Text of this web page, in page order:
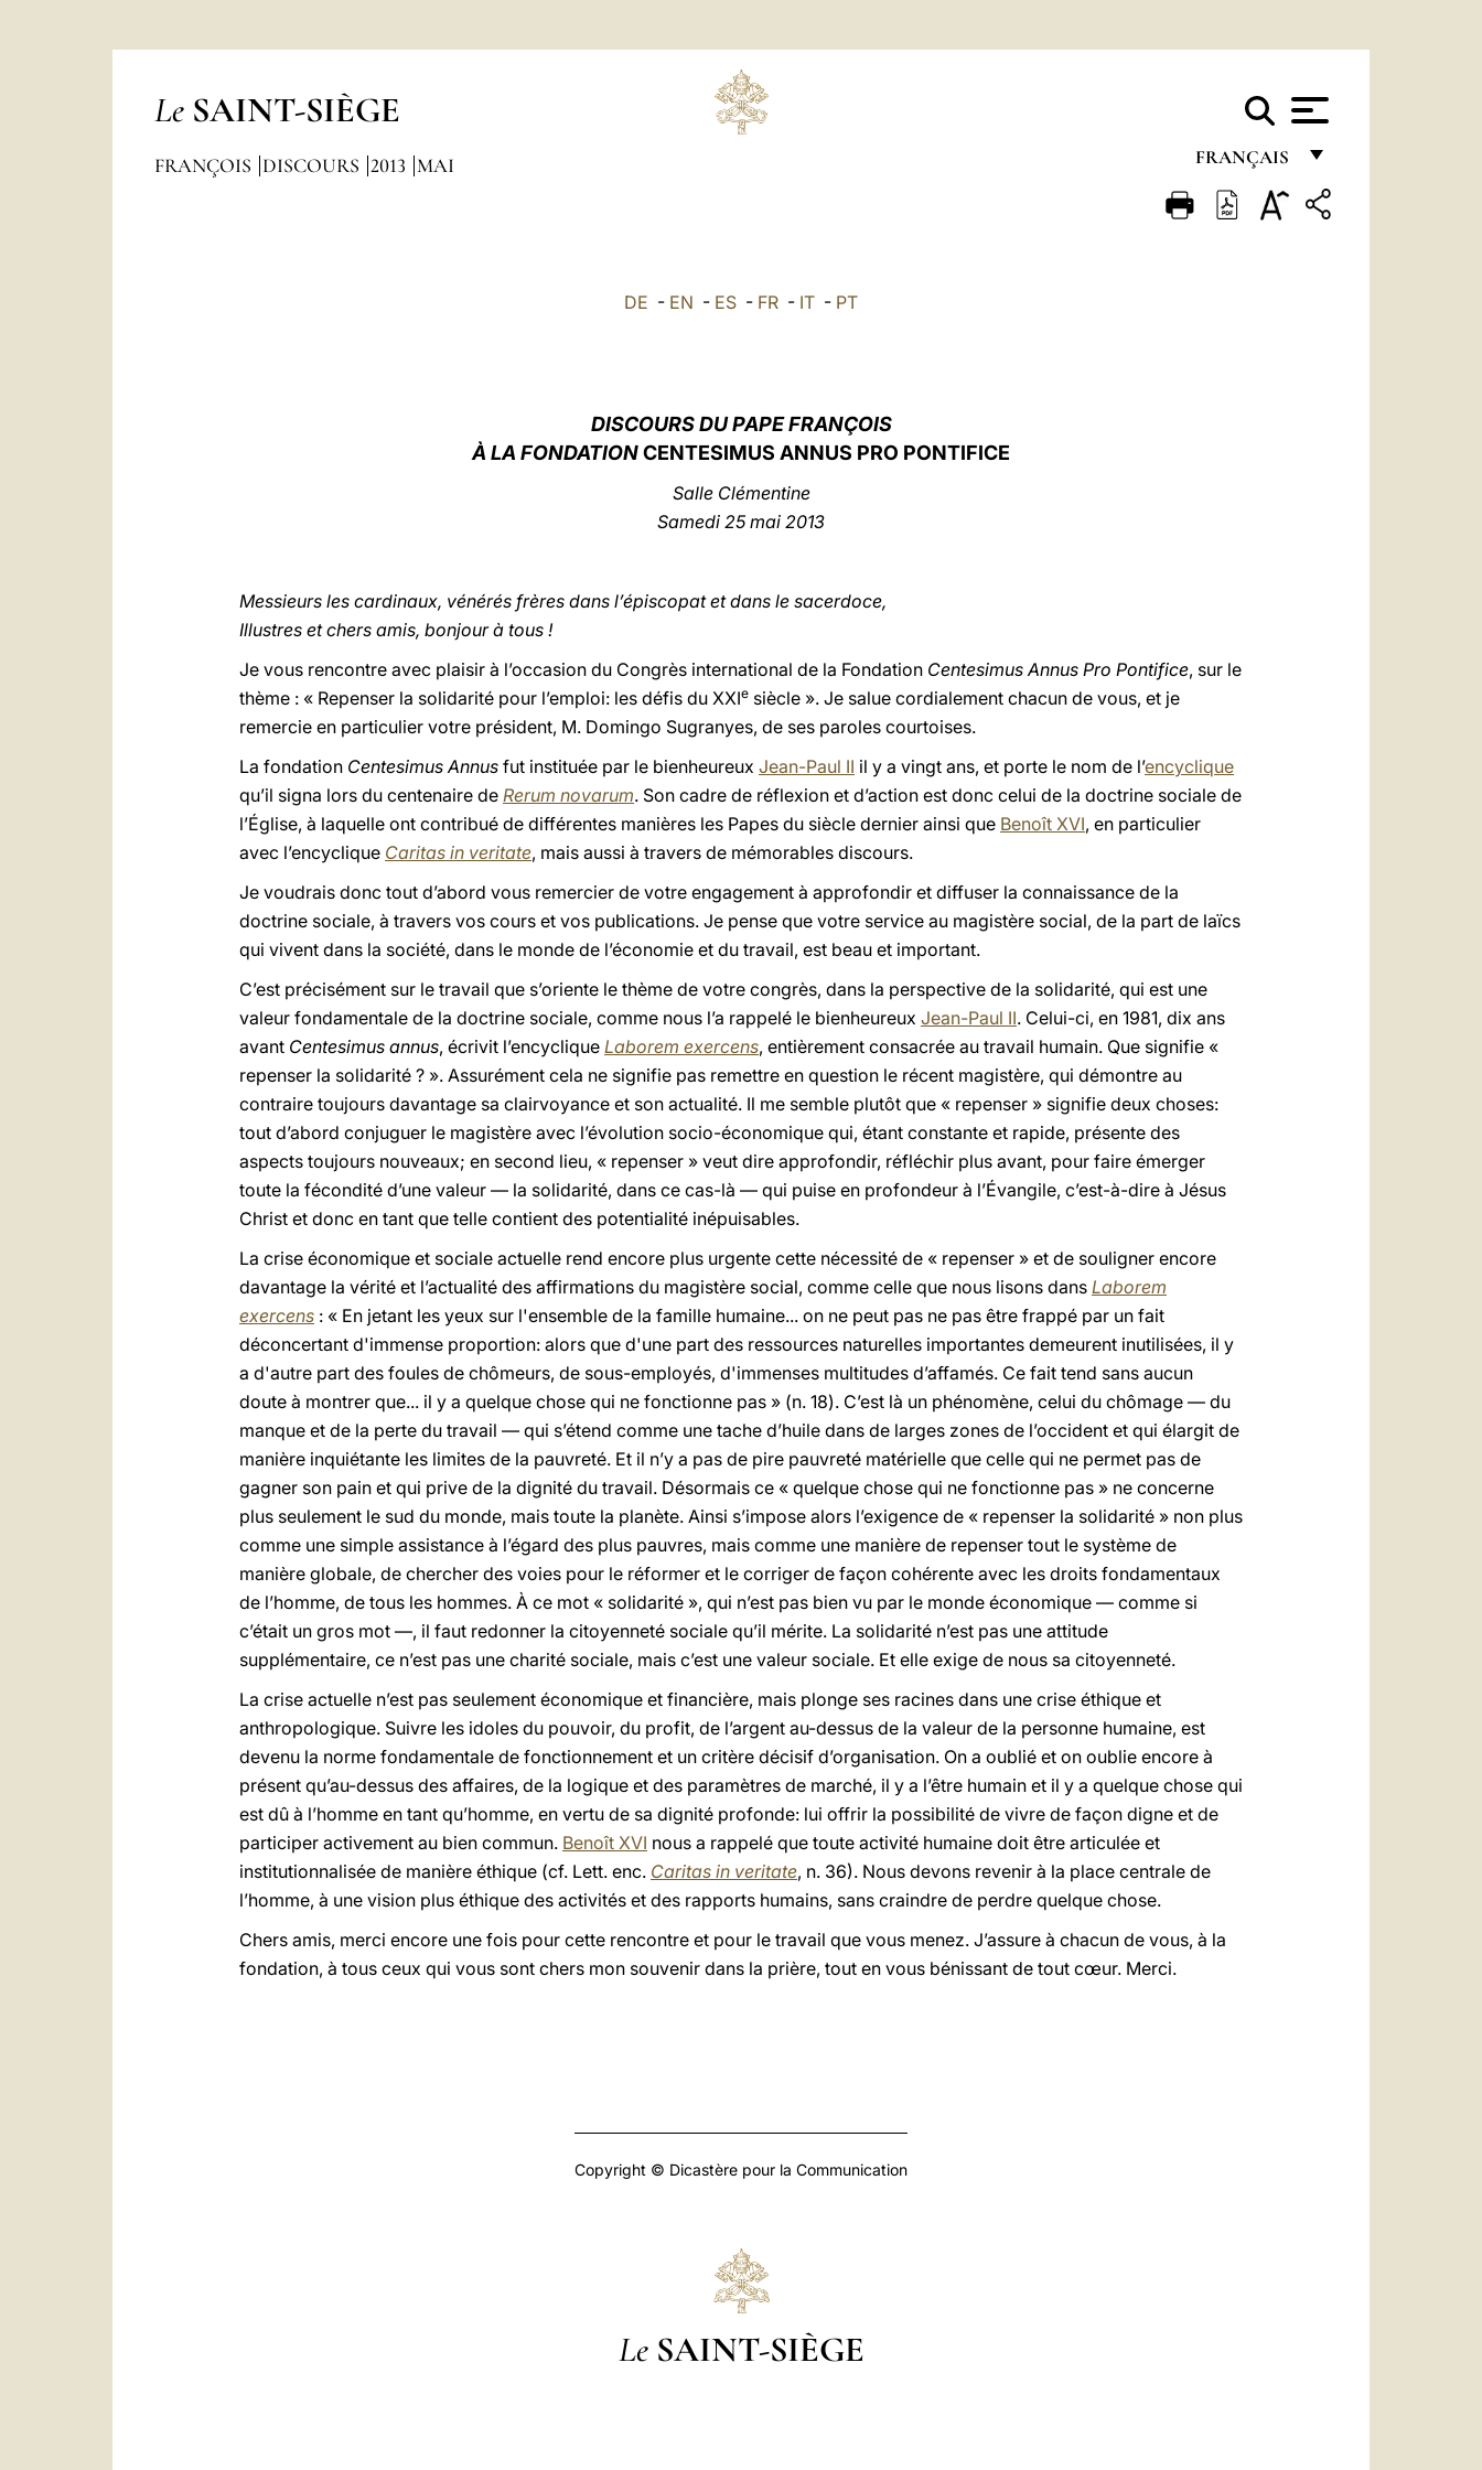
Le SAINT-SIÈGE
FRANÇAIS
FRANÇAIS
FRANÇOIS DISCOURS 2013 MAI
DE - EN - ES - FR - IT - PT
DISCOURS DU PAPE FRANÇOIS
À LA FONDATIONCENTESIMUS ANNUS PRO PONTIFICE
Salle Clémentine
Samedi 25 mai 2013
Messieurs les cardinaux, vénérés frères dans l’épiscopat et dans le sacerdoce,
Illustres et chers amis, bonjour à tous !
Je vous rencontre avec plaisir à l’occasion du Congrès international de la Fondation Centesimus Annus Pro Pontifice, sur le
thème : « Repenser la solidarité pour l’emploi: les défis du XXIe siècle ». Je salue cordialement chacun de vous, et je
remercie en particulier votre président, M. Domingo Sugranyes, de ses paroles courtoises.
La fondation Centesimus Annus fut instituée par le bienheureux Jean-Paul II il y a vingt ans, et porte le nom de l’encyclique
qu’il signa lors du centenaire de Rerum novarum. Son cadre de réflexion et d’action est donc celui de la doctrine sociale de
l’Église, à laquelle ont contribué de différentes manières les Papes du siècle dernier ainsi que Benoît XVI, en particulier
avec l’encyclique Caritas in veritate, mais aussi à travers de mémorables discours.
Je voudrais donc tout d’abord vous remercier de votre engagement à approfondir et diffuser la connaissance de la
doctrine sociale, à travers vos cours et vos publications. Je pense que votre service au magistère social, de la part de laïcs
qui vivent dans la société, dans le monde de l’économie et du travail, est beau et important.
C’est précisément sur le travail que s’oriente le thème de votre congrès, dans la perspective de la solidarité, qui est une
valeur fondamentale de la doctrine sociale, comme nous l’a rappelé le bienheureux Jean-Paul II. Celui-ci, en 1981, dix ans
avant Centesimus annus, écrivit l’encyclique Laborem exercens, entièrement consacrée au travail humain. Que signifie «
repenser la solidarité ? ». Assurément cela ne signifie pas remettre en question le récent magistère, qui démontre au
contraire toujours davantage sa clairvoyance et son actualité. Il me semble plutôt que « repenser » signifie deux choses:
tout d’abord conjuguer le magistère avec l’évolution socio-économique qui, étant constante et rapide, présente des
aspects toujours nouveaux; en second lieu, « repenser » veut dire approfondir, réfléchir plus avant, pour faire émerger
toute la fécondité d’une valeur — la solidarité, dans ce cas-là — qui puise en profondeur à l’Évangile, c’est-à-dire à Jésus
Christ et donc en tant que telle contient des potentialité inépuisables.
La crise économique et sociale actuelle rend encore plus urgente cette nécessité de « repenser » et de souligner encore
davantage la vérité et l’actualité des affirmations du magistère social, comme celle que nous lisons dans Laborem
exercens : « En jetant les yeux sur l'ensemble de la famille humaine... on ne peut pas ne pas être frappé par un fait
déconcertant d'immense proportion: alors que d'une part des ressources naturelles importantes demeurent inutilisées, il y
a d'autre part des foules de chômeurs, de sous-employés, d'immenses multitudes d’affamés. Ce fait tend sans aucun
doute à montrer que... il y a quelque chose qui ne fonctionne pas » (n. 18). C’est là un phénomène, celui du chômage — du
manque et de la perte du travail — qui s’étend comme une tache d’huile dans de larges zones de l’occident et qui élargit de
manière inquiétante les limites de la pauvreté. Et il n’y a pas de pire pauvreté matérielle que celle qui ne permet pas de
gagner son pain et qui prive de la dignité du travail. Désormais ce « quelque chose qui ne fonctionne pas » ne concerne
plus seulement le sud du monde, mais toute la planète. Ainsi s’impose alors l’exigence de « repenser la solidarité » non plus
comme une simple assistance à l’égard des plus pauvres, mais comme une manière de repenser tout le système de
manière globale, de chercher des voies pour le réformer et le corriger de façon cohérente avec les droits fondamentaux
de l’homme, de tous les hommes. À ce mot « solidarité », qui n’est pas bien vu par le monde économique — comme si
c’était un gros mot —, il faut redonner la citoyenneté sociale qu’il mérite. La solidarité n’est pas une attitude
supplémentaire, ce n’est pas une charité sociale, mais c’est une valeur sociale. Et elle exige de nous sa citoyenneté.
La crise actuelle n’est pas seulement économique et financière, mais plonge ses racines dans une crise éthique et
anthropologique. Suivre les idoles du pouvoir, du profit, de l’argent au-dessus de la valeur de la personne humaine, est
devenu la norme fondamentale de fonctionnement et un critère décisif d’organisation. On a oublié et on oublie encore à
présent qu’au-dessus des affaires, de la logique et des paramètres de marché, il y a l’être humain et il y a quelque chose qui
est dû à l’homme en tant qu’homme, en vertu de sa dignité profonde: lui offrir la possibilité de vivre de façon digne et de
participer activement au bien commun. Benoît XVI nous a rappelé que toute activité humaine doit être articulée et
institutionnalisée de manière éthique (cf. Lett. enc. Caritas in veritate, n. 36). Nous devons revenir à la place centrale de
l’homme, à une vision plus éthique des activités et des rapports humains, sans craindre de perdre quelque chose.
Chers amis, merci encore une fois pour cette rencontre et pour le travail que vous menez. J’assure à chacun de vous, à la
fondation, à tous ceux qui vous sont chers mon souvenir dans la prière, tout en vous bénissant de tout cœur. Merci.
Copyright © Dicastère pour la Communication
Le SAINT-SIÈGE